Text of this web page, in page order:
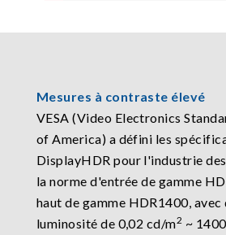
Mesures à contraste élevé
VESA (Video Electronics
of America) a défini les
DisplayHDR pour l'industrie
la norme d'entrée de gamme
haut de gamme HDR1400,
luminosité de 0,02 cd/m2 ~